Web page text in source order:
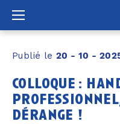
Publié le 20 - 10 -
colloque :
dérange !
Panneau de gestion des